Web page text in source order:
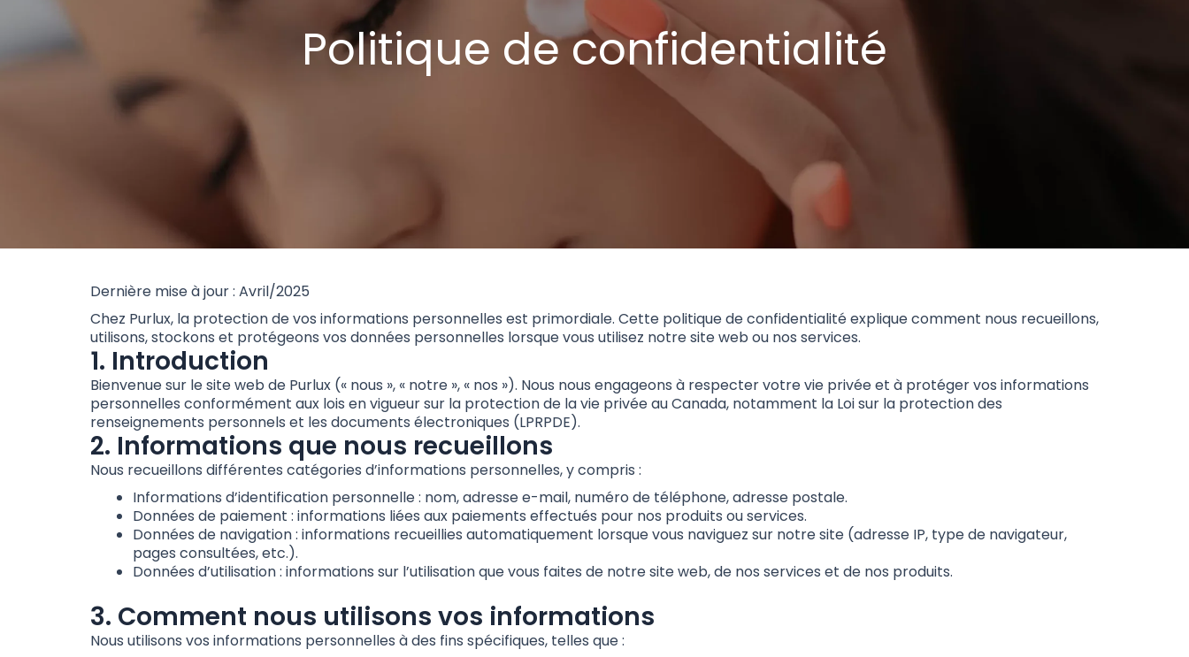
Politique de confidentialité
Dernière mise à jour : Avril/2025
Chez Purlux, la protection de vos informations personnelles est primordiale. Cette politique de confidentialité explique comment nous recueillons,
utilisons, stockons et protégeons vos données personnelles lorsque vous utilisez notre site web ou nos services.
1. Introduction
Bienvenue sur le site web de Purlux (« nous », « notre », « nos »). Nous nous engageons à respecter votre vie privée et à protéger vos informations
personnelles conformément aux lois en vigueur sur la protection de la vie privée au Canada, notamment la Loi sur la protection des
renseignements personnels et les documents électroniques (LPRPDE).
2. Informations que nous recueillons
Nous recueillons différentes catégories d’informations personnelles, y compris :
Informations d’identification personnelle : nom, adresse e-mail, numéro de téléphone, adresse postale.
Données de paiement : informations liées aux paiements effectués pour nos produits ou services.
Données de navigation : informations recueillies automatiquement lorsque vous naviguez sur notre site (adresse IP, type de navigateur,
pages consultées, etc.).
Données d’utilisation : informations sur l’utilisation que vous faites de notre site web, de nos services et de nos produits.
3. Comment nous utilisons vos informations
Nous utilisons vos informations personnelles à des fins spécifiques, telles que :